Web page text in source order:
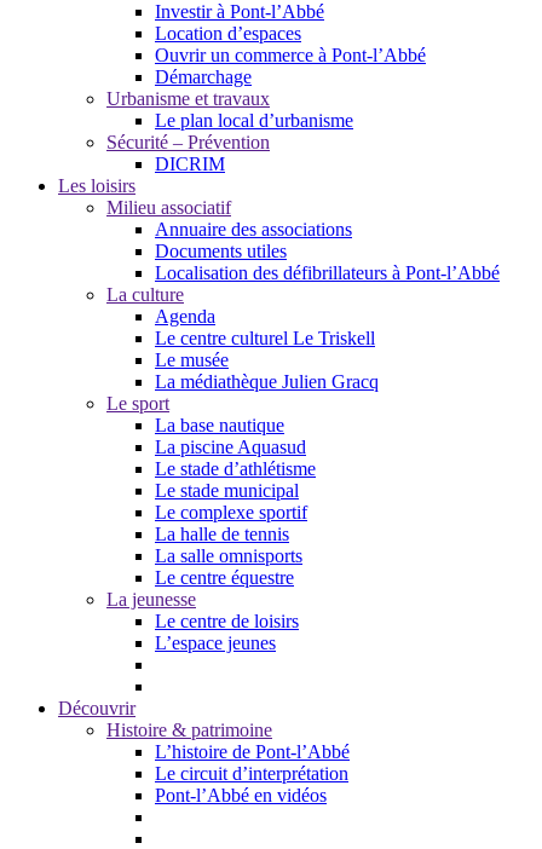
Investir à Pont-l’Abbé
Location d’espaces
Ouvrir un commerce à Pont-l’Abbé
Démarchage
Urbanisme et travaux
Le plan local d’urbanisme
Sécurité – Prévention
DICRIM
Les loisirs
Milieu associatif
Annuaire des associations
Documents utiles
Localisation des défibrillateurs à Pont-l’Abbé
La culture
Agenda
Le centre culturel Le Triskell
Le musée
La médiathèque Julien Gracq
Le sport
La base nautique
La piscine Aquasud
Le stade d’athlétisme
Le stade municipal
Le complexe sportif
La halle de tennis
La salle omnisports
Le centre équestre
La jeunesse
Le centre de loisirs
L’espace jeunes
Découvrir
Histoire & patrimoine
L’histoire de Pont-l’Abbé
Le circuit d’interprétation
Pont-l’Abbé en vidéos